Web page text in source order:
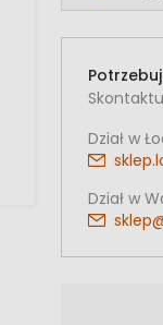
Dział w
Dział w